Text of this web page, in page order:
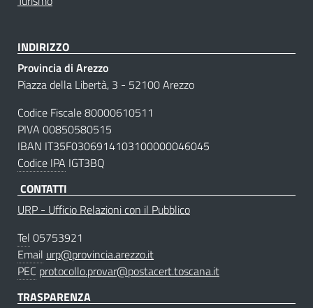
INDIRIZZO
Provincia di Arezzo
Piazza della Libertà, 3 - 52100 Arezzo
Codice Fiscale 80000610511
PIVA 00850580515
IBAN IT35F0306914103100000046045
Codice IPA IGT3BQ
CONTATTI
URP - Ufficio Relazioni con il Pubblico
Tel 05753921
Email urp@provincia.arezzo.it
PEC protocollo.provar@postacert.toscana.it
TRASPARENZA